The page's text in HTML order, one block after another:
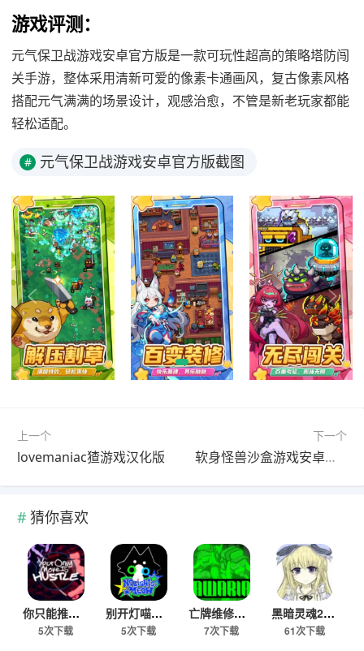
游戏评测：
元气保卫战游戏安卓官方版是一款可玩性超高的策略塔防闯
关手游，整体采用清新可爱的像素卡通画风，复古像素风格
搭配元气满满的场景设计，观感治愈，不管是新老玩家都能
轻松适配。
# 元气保卫战游戏安卓官方版截图
上一个
lovemaniac猹游戏汉化版
下一个
软身怪兽沙盒游戏安卓最新版
猜你喜欢
你只能推搡手机版最新下载
5次下载
别开灯喵游戏安卓官方版
5次下载
亡牌维修员安卓移植版
7次下载
黑暗灵魂2冷狐版下载
61次下载